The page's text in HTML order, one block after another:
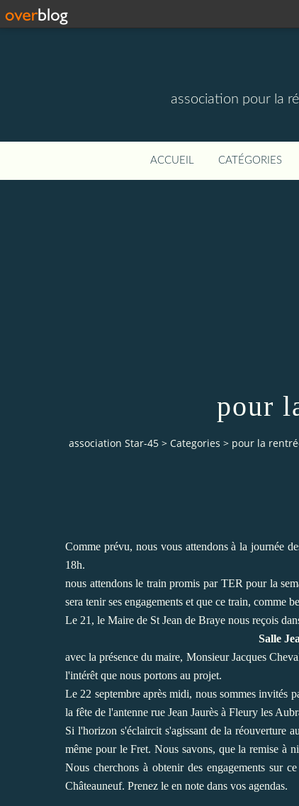
association pour la
ACCUEIL CATÉGORIES
pour
association Star-45 > Categories > pour la
Comme prévu, nous vous attendons à la journée
18h.
nous attendons le train promis par TER pour la
sera tenir ses engagements et que ce train, comme
Le 21, le Maire de St Jean de Braye nous reçois
Salle
avec la présence du maire, Monsieur Jacques
l'intérêt que nous portons au projet.
Le 22 septembre après midi, nous sommes invités
la fête de l'antenne rue Jean Jaurès à Fleury les
Si l'horizon s'éclaircit s'agissant de la réouverture
même pour le Fret. Nous savons, que la remise à
Nous cherchons à obtenir des engagements sur
Châteauneuf. Prenez le en note dans vos agendas.